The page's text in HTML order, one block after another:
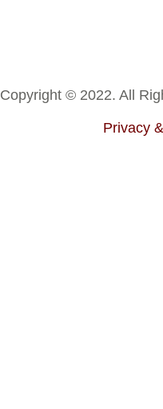
Copyright © 2022. All
Privacy